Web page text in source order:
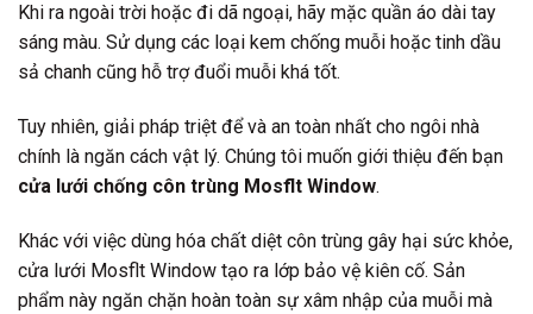
Khi ra ngoài trời hoặc đi dã ngoại, hãy mặc quần áo dài tay
sáng màu. Sử dụng các loại kem chống muỗi hoặc tinh dầu
sả chanh cũng hỗ trợ đuổi muỗi khá tốt.
Tuy nhiên, giải pháp triệt để và an toàn nhất cho ngôi nhà
chính là ngăn cách vật lý. Chúng tôi muốn giới thiệu đến bạn
cửa lưới chống côn trùng Mosflt Window.
Khác với việc dùng hóa chất diệt côn trùng gây hại sức khỏe,
cửa lưới Mosflt Window tạo ra lớp bảo vệ kiên cố. Sản
phẩm này ngăn chặn hoàn toàn sự xâm nhập của muỗi mà